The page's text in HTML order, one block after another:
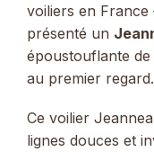
voiliers en France
présenté un
époustouflante
au premier regard.
Ce voilier
lignes douces et